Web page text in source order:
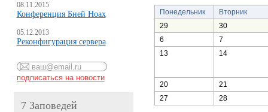
08.11.2015
Конференция Бней Ноах
05.12.2013
Реконфигурация сервера
7 Заповедей
Понедельник
Вторник
29
30
6
7
13
14
20
21
27
28